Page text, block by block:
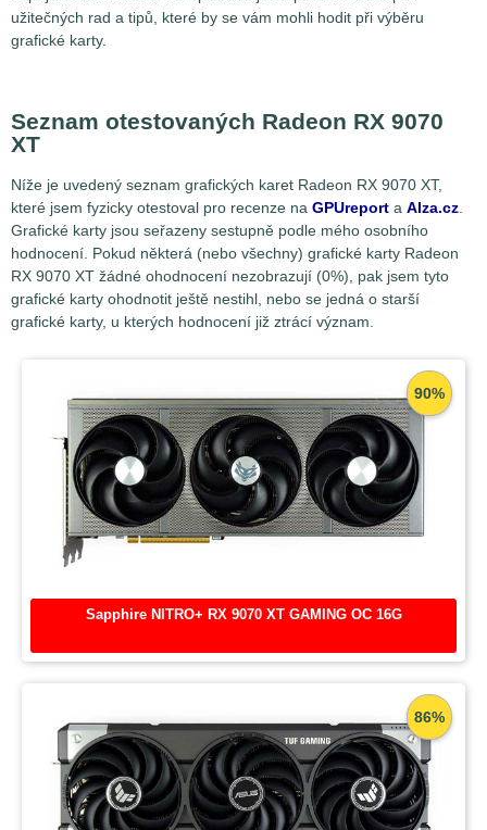
užitečných rad a tipů, které by se vám mohli hodit při výběru
grafické karty.
Seznam otestovaných Radeon RX 9070
XT
Níže je uvedený seznam grafických karet Radeon RX 9070 XT,
které jsem fyzicky otestoval pro recenze na GPUreport a Alza.cz
Grafické karty jsou seřazeny sestupně podle mého osobního
hodnocení. Pokud některá (nebo všechny) grafické karty Radeon
RX 9070 XT žádné ohodnocení nezobrazují (0%), pak jsem tyto
grafické karty ohodnotit ještě nestihl, nebo se jedná o starší
grafické karty, u kterých hodnocení již ztrácí význam.
Sapphire NITRO+ RX 9070 XT GAMING OC 16G
90%
86%